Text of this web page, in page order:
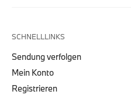
SCHNELLLINKS
Sendung verfolgen
Mein Konto
Registrieren